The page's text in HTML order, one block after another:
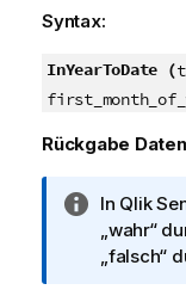
Syntax:
InYearToDate (
Rückgabe
I
n
f
In Qlik
„wahr“
„falsch“